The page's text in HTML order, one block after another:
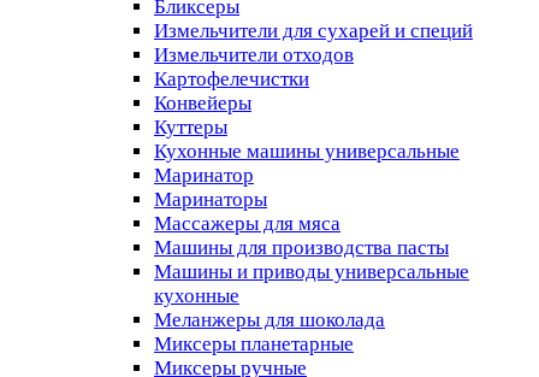
Бликсеры
Измельчители для сухарей и специй
Измельчители отходов
Картофелечистки
Конвейеры
Куттеры
Кухонные машины универсальные
Маринатор
Маринаторы
Массажеры для мяса
Машины для производства пасты
Машины и приводы универсальные
кухонные
Меланжеры для шоколада
Миксеры планетарные
Миксеры ручные